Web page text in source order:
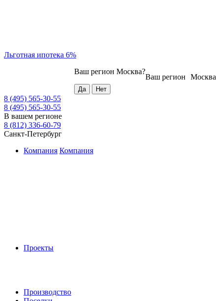
Льготная ипотека 6%
Москва
Ваш регион
Ваш регион Москва?
8 (495) 565-30-55
8 (495) 565-30-55
В вашем регионе
8 (812) 336-60-79
Санкт-Петербург
Компания Компания
Проекты
Производство